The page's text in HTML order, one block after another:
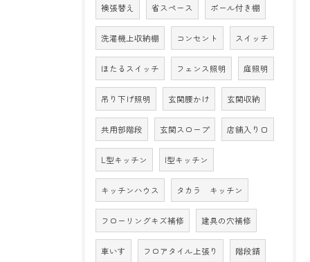
襖張替え 省スペース ポール付き棚
洗濯機上収納棚 コンセント スイッチ
ほたるスイッチ フェンス照明 庭照明
吊り下げ照明 玄関腰かけ 玄関収納
共用部階段 玄関スロープ 店舗入り口
L型キッチン I型キッチン
キッチンハウス タカラ キッチン
フローリングキズ補修 建具の穴補修
車いす フロアタイル上張り 階段錆